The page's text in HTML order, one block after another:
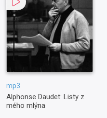
mp3
Alphonse Daudet: Listy z
mého mlýna